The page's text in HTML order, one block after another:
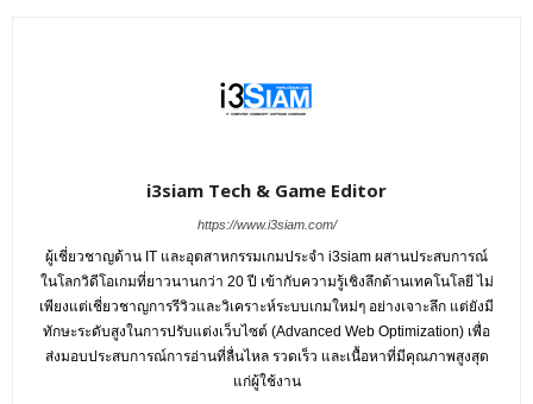
i3siam Tech & Game Editor
https://www.i3siam.com/
ผู้เชี่ยวชาญด้าน IT และอุตสาหกรรมเกมประจำ i3siam ผสานประสบการณ์
ในโลกวิดีโอเกมที่ยาวนานกว่า 20 ปี เข้ากับความรู้เชิงลึกด้านเทคโนโลยี ไม่
เพียงแต่เชี่ยวชาญการรีวิวและวิเคราะห์ระบบเกมใหม่ๆ อย่างเจาะลึก แต่ยังมี
ทักษะระดับสูงในการปรับแต่งเว็บไซต์ (Advanced Web Optimization) เพื่อ
ส่งมอบประสบการณ์การอ่านที่ลื่นไหล รวดเร็ว และเนื้อหาที่มีคุณภาพสูงสุด
แก่ผู้ใช้งาน